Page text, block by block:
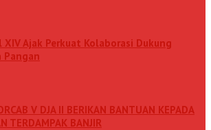
XIV Ajak Perkuat Kolaborasi Dukung
Pangan
V DJA II BERIKAN BANTUAN KEPADA
TERDAMPAK BANJIR